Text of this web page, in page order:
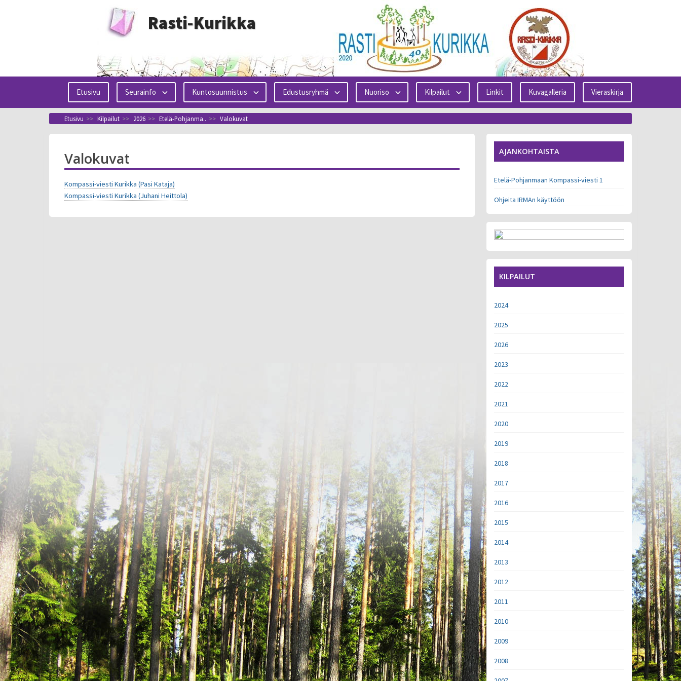
Rasti-Kurikka
Etusivu Seurainfo Kuntosuunnistus Edustusryhmä Nuoriso Kilpailut Linkit Kuvagalleria Vieraskirja
Etusivu >> Kilpailut >> 2026 >> Etelä-Pohjanma.. >> Valokuvat
Valokuvat
Kompassi-viesti Kurikka (Pasi Kataja)
Kompassi-viesti Kurikka (Juhani Heittola)
AJANKOHTAISTA
Etelä-Pohjanmaan Kompassi-viesti 1
Ohjeita IRMAn käyttöön
KILPAILUT
2024
2025
2026
2023
2022
2021
2020
2019
2018
2017
2016
2015
2014
2013
2012
2011
2010
2009
2008